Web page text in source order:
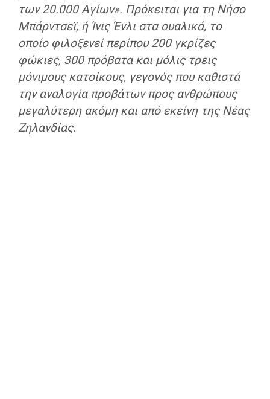
των 20.000 Αγίων». Πρόκειται για τη Νήσο
Μπάρντσεϊ, ή Ίνις Ένλι στα ουαλικά, το
οποίο φιλοξενεί περίπου 200 γκρίζες
φώκιες, 300 πρόβατα και μόλις τρεις
μόνιμους κατοίκους, γεγονός που καθιστά
την αναλογία προβάτων προς ανθρώπους
μεγαλύτερη ακόμη και από εκείνη της Νέας
Ζηλανδίας.